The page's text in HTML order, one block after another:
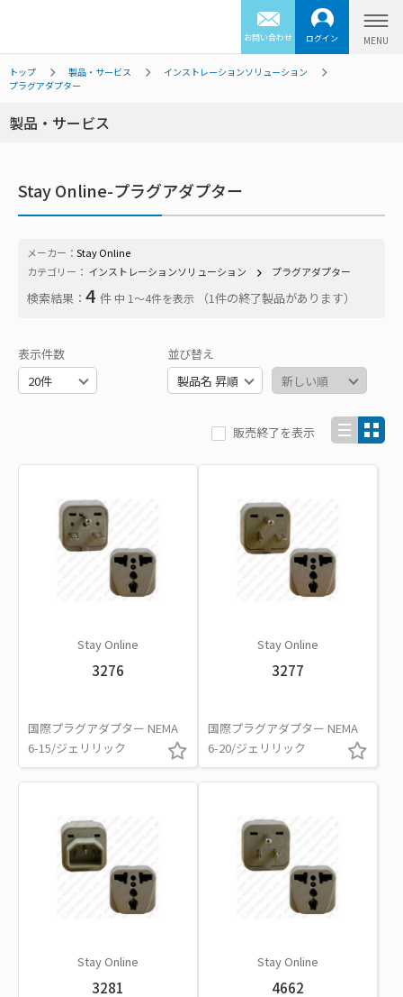
お問い合わせ ログイン
トップ 製品・サービス
インストレーションソリューション
プラグアダプター
製品・サービス
Stay Online-プラグアダプター
メーカー： Stay Online
カテゴリー： インストレーションソリューション プラグアダプター
検索結果： 4 件 中 1〜4件を表示 （1件の終了製品があります）
表示件数 並び替え
販売終了を表示
Stay Online
3276
国際プラグアダプター NEMA
6-15/ジェリリック
Stay Online
3277
国際プラグアダプター NEMA
6-20/ジェリリック
Stay Online
3281
Stay Online
4662